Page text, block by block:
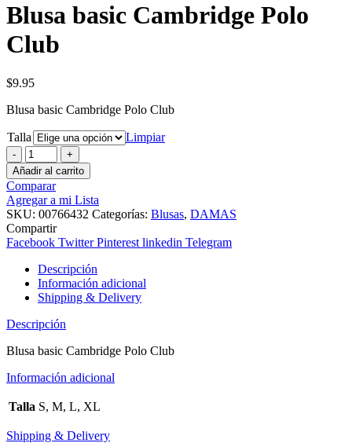
Blusa basic Cambridge Polo
Club
$9.95
Blusa basic Cambridge Polo Club
Talla
Limpiar
Blusa
basic
Cambridge
Polo
Club
cantidad
Añadir al carrito
Comparar
Agregar a mi Lista
SKU: 00766432 Categorías: Blusas, DAMAS
Compartir
Facebook Twitter Pinterest linkedin Telegram
Descripción
Información adicional
Shipping & Delivery
Descripción
Blusa basic Cambridge Polo Club
Información adicional
Talla S, M, L, XL
Shipping & Delivery